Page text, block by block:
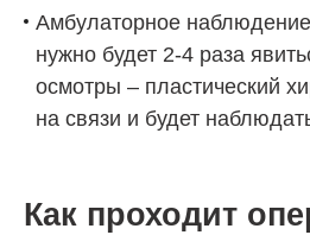
Амбулаторное
нужно будет 2-4 раза
осмотры – пластический
на связи и будет
Как проходит